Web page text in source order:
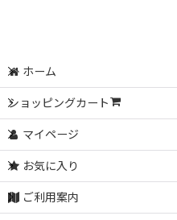
ホーム
ショッピングカート
マイページ
お気に入り
ご利用案内